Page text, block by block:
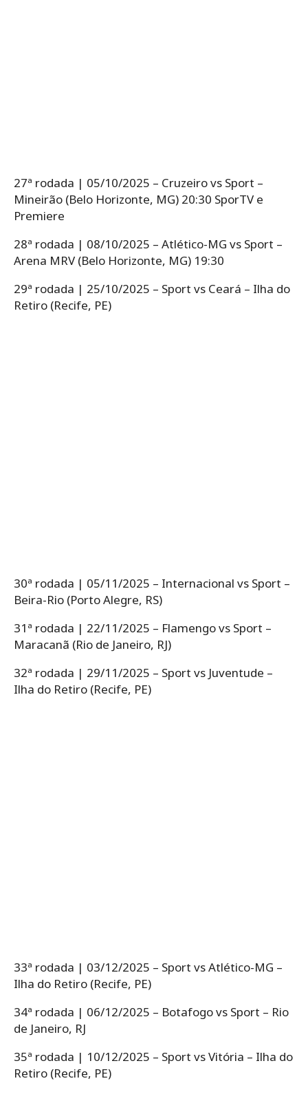
27ª rodada | 05/10/2025 – Cruzeiro vs Sport –
Mineirão (Belo Horizonte, MG) 20:30 SporTV e
Premiere
28ª rodada | 08/10/2025 – Atlético-MG vs Sport –
Arena MRV (Belo Horizonte, MG) 19:30
29ª rodada | 25/10/2025 – Sport vs Ceará – Ilha do
Retiro (Recife, PE)
30ª rodada | 05/11/2025 – Internacional vs Sport –
Beira-Rio (Porto Alegre, RS)
31ª rodada | 22/11/2025 – Flamengo vs Sport –
Maracanã (Rio de Janeiro, RJ)
32ª rodada | 29/11/2025 – Sport vs Juventude –
Ilha do Retiro (Recife, PE)
33ª rodada | 03/12/2025 – Sport vs Atlético-MG –
Ilha do Retiro (Recife, PE)
34ª rodada | 06/12/2025 – Botafogo vs Sport – Rio
de Janeiro, RJ
35ª rodada | 10/12/2025 – Sport vs Vitória – Ilha do
Retiro (Recife, PE)